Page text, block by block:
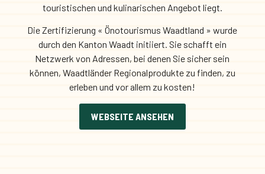
touristischen und kulinarischen Angebot liegt.
Die Zertifizierung « Önotourismus Waadtland » wurde
durch den Kanton Waadt initiiert. Sie schafft ein
Netzwerk von Adressen, bei denen Sie sicher sein
können, Waadtländer Regionalprodukte zu finden, zu
erleben und vor allem zu kosten!
WEBSEITE ANSEHEN